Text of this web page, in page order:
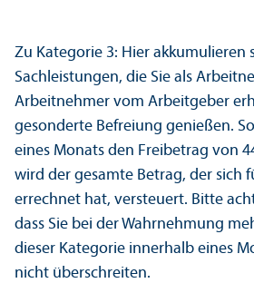
Zu Kategorie 3: Hier akkumulieren
Sachleistungen, die Sie als
Arbeitnehmer vom Arbeitgeber
gesonderte Befreiung genießen.
eines Monats den Freibetrag von
wird der gesamte Betrag, der sich
errechnet hat, versteuert. Bitte
dass Sie bei der Wahrnehmung
dieser Kategorie innerhalb eines
nicht überschreiten.